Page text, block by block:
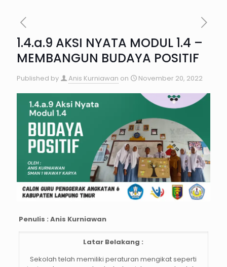
1.4.a.9 AKSI NYATA MODUL 1.4 –
MEMBANGUN BUDAYA POSITIF
Published by Anis Kurniawan on November 20, 2022
Penulis : Anis Kurniawan
Latar Belakang :
Sekolah telah memiliki peraturan mengikat seperti